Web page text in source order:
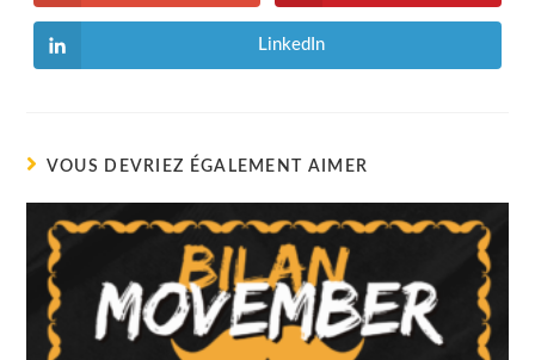
LinkedIn
VOUS DEVRIEZ ÉGALEMENT AIMER